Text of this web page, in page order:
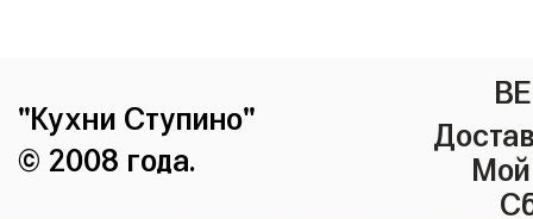
"Кухни Ступино"
© 2008 года.